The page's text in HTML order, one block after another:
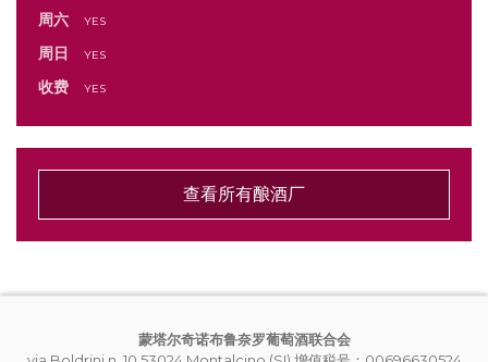
周六
yes
周日
yes
收费
yes
查看所有酿酒厂
蒙塔尔奇诺布鲁奈罗葡萄酒联合会